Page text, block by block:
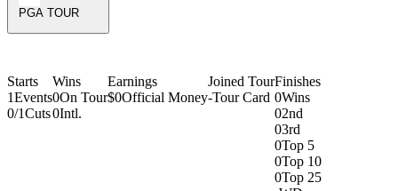
PGA TOUR
Starts
1Events
0/1Cuts
Wins
0On Tour
0Intl.
Earnings
$0Official Money
Joined Tour
-Tour Card
Finishes
0Wins
02nd
03rd
0Top 5
0Top 10
0Top 25